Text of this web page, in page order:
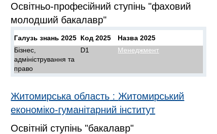
Освітньо-професійний ступінь "фаховий
молодший бакалавр"
Галузь знань 2025 Код 2025
Назва 2025
Бізнес,
адміністрування та
право
D1 Менеджмент
Житомирська область : Житомирський
економіко-гуманітарний інститут
Освітній ступінь "бакалавр"